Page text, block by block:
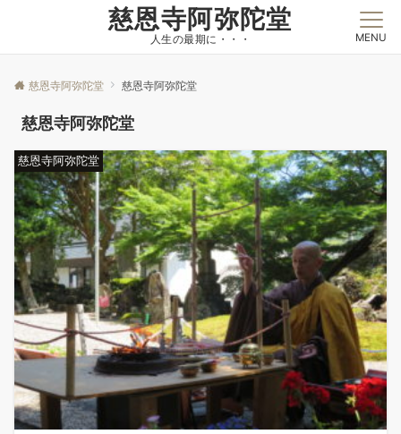
慈恩寺阿弥陀堂
人生の最期に・・・ MENU
慈恩寺阿弥陀堂 慈恩寺阿弥陀堂
慈恩寺阿弥陀堂
慈恩寺阿弥陀堂